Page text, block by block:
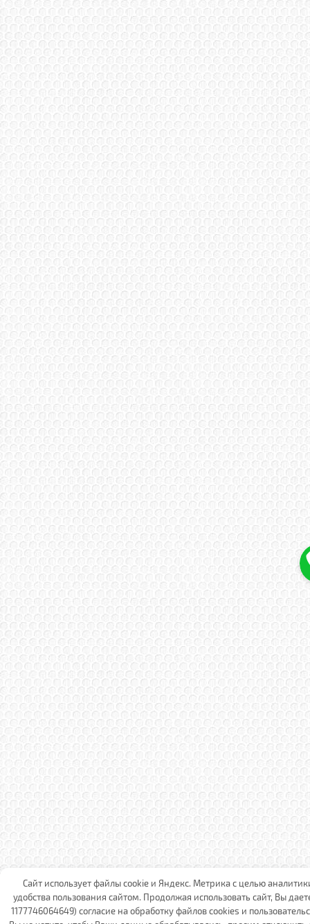
Сайт использует файлы cookie и Яндекс. Метрика с целью
удобства пользования сайтом. Продолжая использовать сайт, Вы
1177746064649) согласие на обработку файлов cookies и